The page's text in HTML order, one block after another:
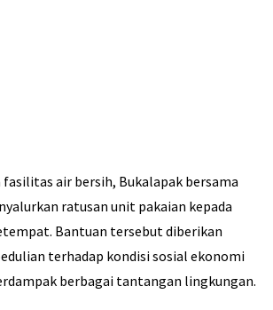
air bersih, Bukalapak bersama
ratusan unit pakaian kepada
Bantuan tersebut diberikan
terhadap kondisi sosial ekonomi
berbagai tantangan lingkungan.